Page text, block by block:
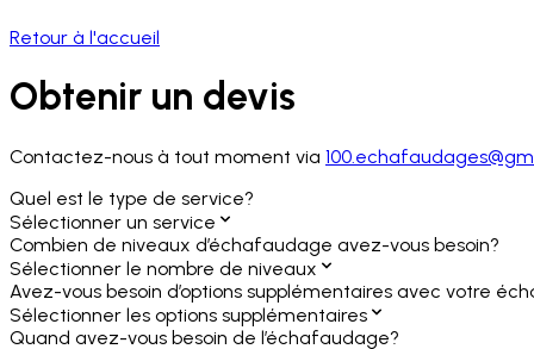
Retour à l'accueil
Obtenir un devis
Contactez-nous à tout moment via
Quel est le type de service?
Sélectionner un service
Combien de niveaux d’échafaudage avez-vous besoin?
Sélectionner le nombre de niveaux
Avez-vous besoin d’options supplémentaires avec votre
Sélectionner les options supplémentaires
Quand avez-vous besoin de l’échafaudage?